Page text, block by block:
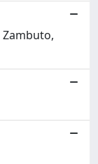
Zambuto,